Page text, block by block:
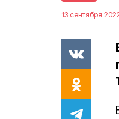
13 сентября